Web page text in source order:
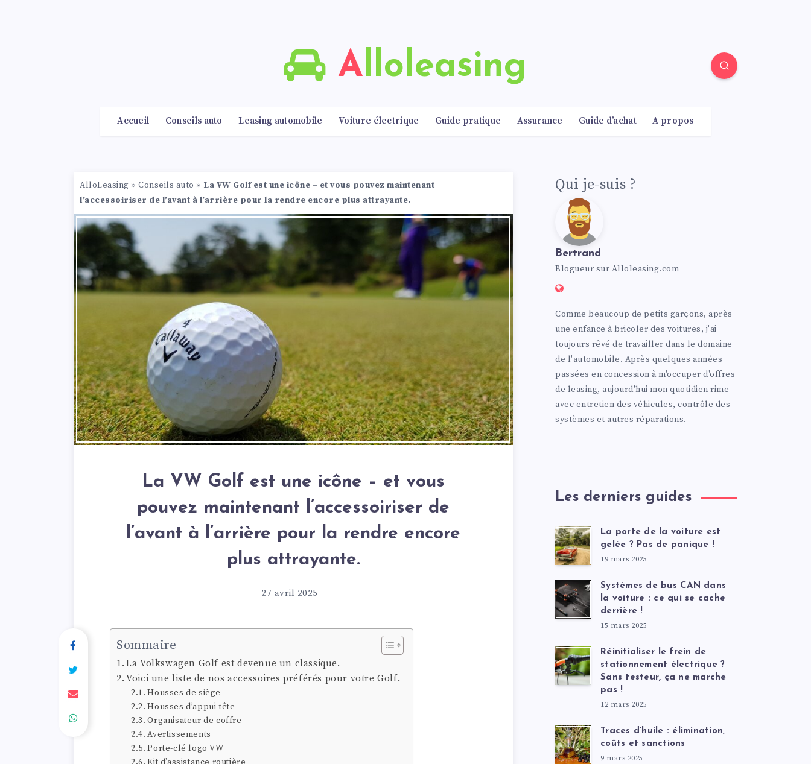
Alloleasing
Accueil Conseils auto Leasing automobile Voiture électrique Guide pratique Assurance Guide d’achat A propos
AlloLeasing » Conseils auto » La VW Golf est une icône – et vous pouvez maintenant
l’accessoiriser de l’avant à l’arrière pour la rendre encore plus attrayante.
La VW Golf est une icône – et vous
pouvez maintenant l’accessoiriser de
l’avant à l’arrière pour la rendre encore
plus attrayante.
27 avril 2025
Sommaire
La Volkswagen Golf est devenue un classique.
Voici une liste de nos accessoires préférés pour votre Golf.
Housses de siège
Housses d’appui-tête
Organisateur de coffre
Avertissements
Porte-clé logo VW
Qui je-suis ?
Bertrand
Blogueur sur Alloleasing.com
Comme beaucoup de petits garçons, après
une enfance à bricoler des voitures, j'ai
toujours rêvé de travailler dans le domaine
de l'automobile. Après quelques années
passées en concession à m'occuper d'offres
de leasing, aujourd'hui mon quotidien rime
avec entretien des véhicules, contrôle des
systèmes et autres réparations.
Les derniers guides
La porte de la voiture est
gelée ? Pas de panique !
19 mars 2025
Systèmes de bus CAN dans
la voiture : ce qui se cache
derrière !
15 mars 2025
Réinitialiser le frein de
stationnement électrique ?
Sans testeur, ça ne marche
pas !
12 mars 2025
Traces d’huile : élimination,
coûts et sanctions
9 mars 2025